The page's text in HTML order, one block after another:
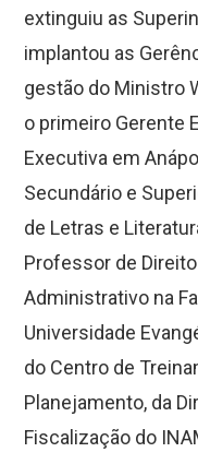
extinguiu as
implantou as
gestão do Ministro
o primeiro Gerente
Executiva em
Secundário e
de Letras e
Professor de
Administrativo na
Universidade
do Centro de
Planejamento, da
Fiscalização do